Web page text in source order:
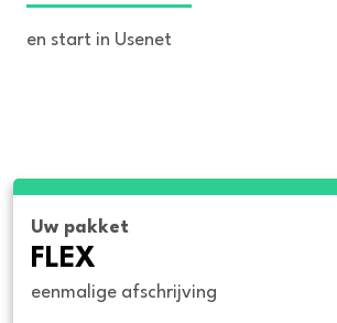
en start in Usenet
Uw pakket
FLEX
eenmalige afschrijving